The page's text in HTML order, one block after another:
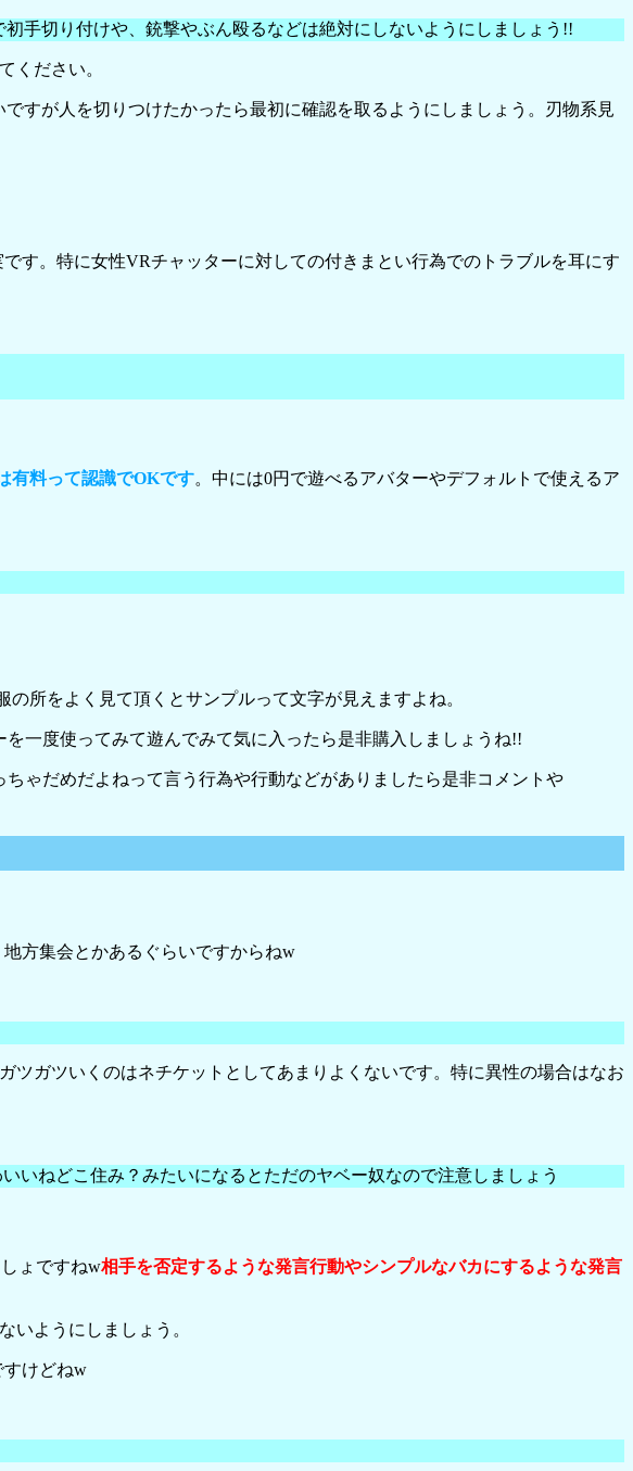
手切り付けや、銃撃やぶん殴るなどは絶対にしないようにしましょう!!
ください。
すが人を切りつけたかったら最初に確認を取るようにしましょう。刃物系見
す。特に女性VRチャッターに対しての付きまとい行為でのトラブルを耳にす
有料って認識でOKです。中には0円で遊べるアバターやデフォルトで使えるア
所をよく見て頂くとサンプルって文字が見えますよね。
一度使ってみて遊んでみて気に入ったら是非購入しましょうね!!
ゃだめだよねって言う行為や行動などがありましたら是非コメントや
方集会とかあるぐらいですからねw
ガツいくのはネチケットとしてあまりよくないです。特に異性の場合はなお
いねどこ住み？みたいになるとただのヤベー奴なので注意しましょう
ょですねw相手を否定するような発言行動やシンプルなバカにするような発言
いようにしましょう。
すけどねw